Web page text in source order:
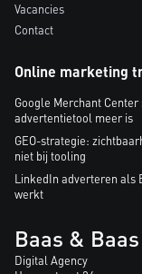
Vacancies
Contact
Online marketing
Google Merchant
advertentietool meer is
GEO-strategie:
niet bij tooling
LinkedIn adverteren als
werkt
Baas & Baas
Digital Agency